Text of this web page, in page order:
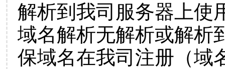
解析到我司服务器上使
域名解析无解析或解析
保域名在我司注册（域